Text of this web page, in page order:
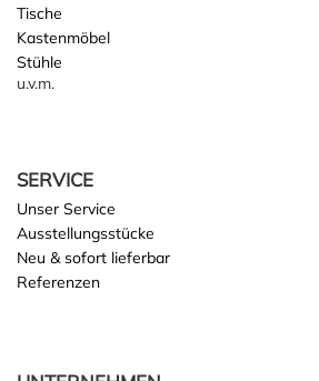
Tische
Kastenmöbel
Stühle
u.v.m.
SERVICE
Unser Service
Ausstellungsstücke
Neu & sofort lieferbar
Referenzen